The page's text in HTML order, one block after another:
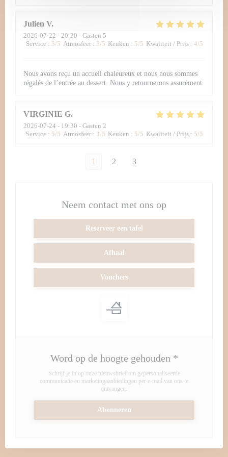
Julien V
2026-07-22 - 20:30 - Gasten 5
Service : 5/5 Atmosfeer : 5/5 Keuken : 5/5 Kwaliteit / Prijs : 4/5
Nous avons reçu un accueil chaleureux et nous nous sommes
régalés de l’entrée au dessert. Nous y retournerons assurément.
VIRGINIE G
2026-07-24 - 19:30 - Gasten 2
Service : 5/5 Atmosfeer : 3/5 Keuken : 5/5 Kwaliteit / Prijs : 5/5
1 2 3
Neem contact met ons op
Reserveer een tafel
Afhaal
Vouchers
Word op de hoogte gehouden *
Schrijf je in op onze nieuwsbrief om gepersonaliseerde
communicatie en marketingaanbiedingen per e-mail van ons te
ontvangen.
Abonneren